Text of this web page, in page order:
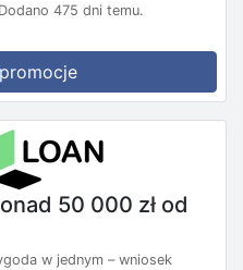
Dodano 475 dni temu.
50 000 zł od
w jednym – wniosek